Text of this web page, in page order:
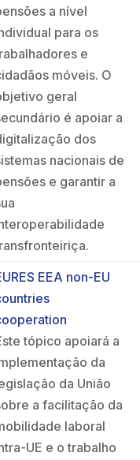
a nível
para os
e
móveis. O
geral
é apoiar a
dos
nacionais de
e garantir a
EEA non-EU
tópico apoiará a
da
da União
a facilitação da
laboral
UE e o trabalho